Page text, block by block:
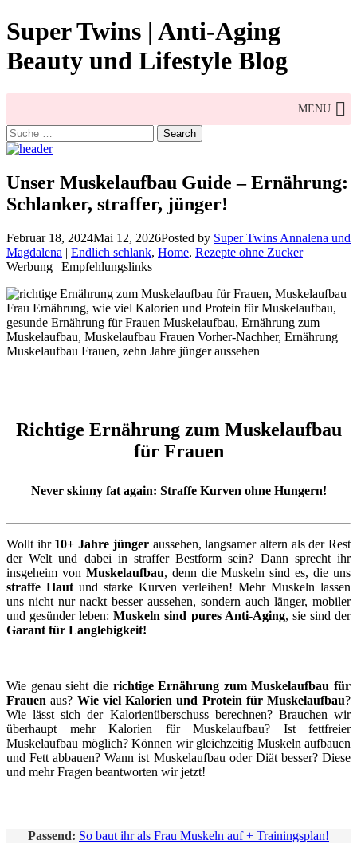
Skip
to
content
Super Twins | Anti-Aging
Beauty und Lifestyle Blog
MENU
Search
for:
Unser Muskelaufbau Guide – Ernährung:
Schlanker, straffer, jünger!
Februar 18, 2024Mai 12, 2026Posted by Super Twins Annalena und
Magdalena | Endlich schlank, Home, Rezepte ohne Zucker
Werbung | Empfehlungslinks
Richtige Ernährung zum Muskelaufbau
für Frauen
Never skinny fat again: Straffe Kurven ohne Hungern!
Wollt ihr 10+ Jahre jüngeraussehen, langsamer altern als der Rest
der Welt und dabei in straffer Bestform sein? Dann sprecht ihr
insgeheim von Muskelaufbau, denn die Muskeln sind es, die uns
straffe Hautund starke Kurven verleihen! Mehr Muskeln lassen
uns nicht nur nackt besser aussehen, sondern auch länger, mobiler
und gesünder leben:Muskeln sind pures Anti-Aging, sie sind der
Garant für Langlebigkeit!
Wie genau sieht die richtige Ernährung zum Muskelaufbau für
Frauen aus? Wie viel Kalorien und Protein für Muskelaufbau?
Wie lässt sich der Kalorienüberschuss berechnen? Brauchen wir
überhaupt mehr Kalorien für Muskelaufbau? Ist fettfreier
Muskelaufbau möglich? Können wir gleichzeitig Muskeln aufbauen
und Fett abbauen? Wann ist Muskelaufbau oder Diät besser? Diese
und mehr Fragen beantworten wir jetzt!
Passend: So baut ihr als Frau Muskeln auf + Trainingsplan!